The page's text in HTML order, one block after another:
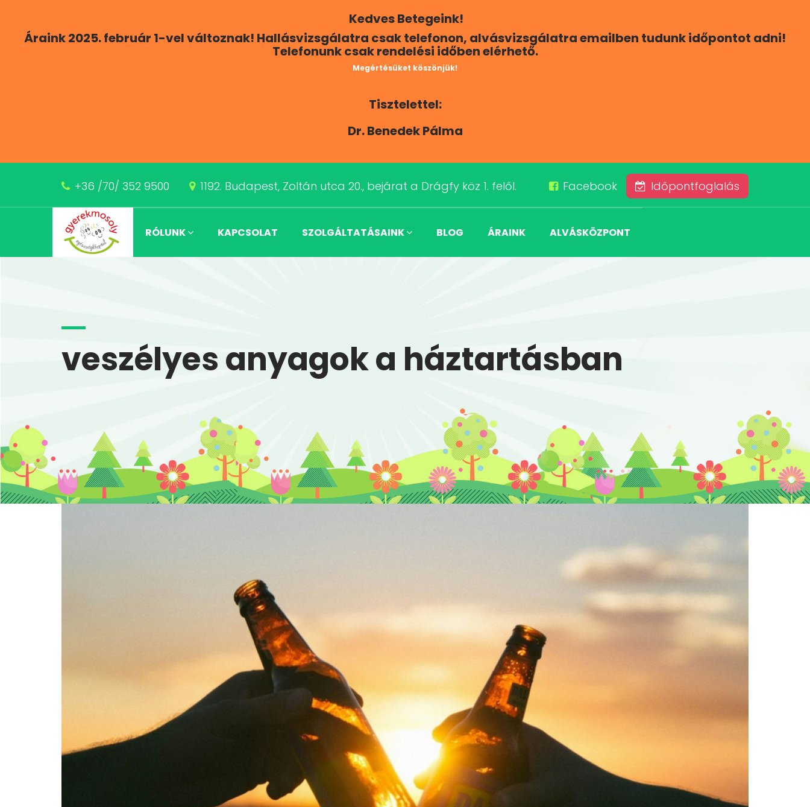
Kedves Betegeink!
Áraink 2025. február 1-vel változnak! Hallásvizsgálatra csak telefonon, alvásvizsgálatra emailben tudunk időpontot adni!
Telefonunk csak rendelési időben elérhető.
Megértésüket köszönjük!
Tisztelettel:
Dr. Benedek Pálma
+36 /70/ 352 9500 1192. Budapest, Zoltán utca 20., bejárat a Drágfy köz 1. felől. Időpontfoglalás
Facebook
RÓLUNK KAPCSOLAT SZOLGÁLTATÁSAINK BLOG ÁRAINK ALVÁSKÖZPONT
veszélyes anyagok a háztartásban